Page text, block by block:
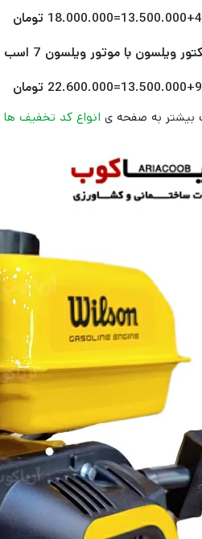
ویلسون با موتور ویلسون 7 اسب
بیشتر به صفحه ی انواع کد تخفیف ها